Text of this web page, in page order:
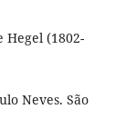
Hegel (1802-
Neves. São